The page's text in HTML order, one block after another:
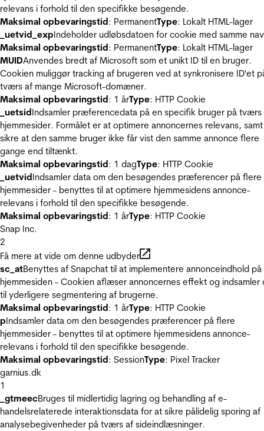
relevans i forhold til den specifikke besøgende.
Maksimal opbevaringstid: PermanentType: Lokalt HTML-lager
_uetvid_expIndeholder udløbsdatoen for cookie med samme
Maksimal opbevaringstid: PermanentType: Lokalt HTML-lager
MUIDAnvendes bredt af Microsoft som et unikt ID til en bruger.
Cookien muliggør tracking af brugeren ved at synkronisere ID'et
tværs af mange Microsoft-domæner.
Maksimal opbevaringstid: 1 årType: HTTP Cookie
_uetsidIndsamler præferencedata på en specifik bruger på tværs
hjemmesider. Formålet er at optimere annoncernes relevans, samt
sikre at den samme bruger ikke får vist den samme annonce flere
gange end tiltænkt.
Maksimal opbevaringstid: 1 dagType: HTTP Cookie
_uetvidIndsamler data om den besøgendes præferencer på flere
hjemmesider - benyttes til at optimere hjemmesidens annonce-
relevans i forhold til den specifikke besøgende.
Maksimal opbevaringstid: 1 årType: HTTP Cookie
Snap Inc.
2
Få mere at vide om denne udbyder
sc_atBenyttes af Snapchat til at implementere annonceindhold på
hjemmesiden - Cookien aflæser annoncernes effekt og indsamler
til yderligere segmentering af brugerne.
Maksimal opbevaringstid: 1 årType: HTTP Cookie
pIndsamler data om den besøgendes præferencer på flere
hjemmesider - benyttes til at optimere hjemmesidens annonce-
relevans i forhold til den specifikke besøgende.
Maksimal opbevaringstid: SessionType: Pixel Tracker
garnius.dk
1
_gtmeecBruges til midlertidig lagring og behandling af e-
handelsrelaterede interaktionsdata for at sikre pålidelig sporing af
analysebegivenheder på tværs af sideindlæsninger.